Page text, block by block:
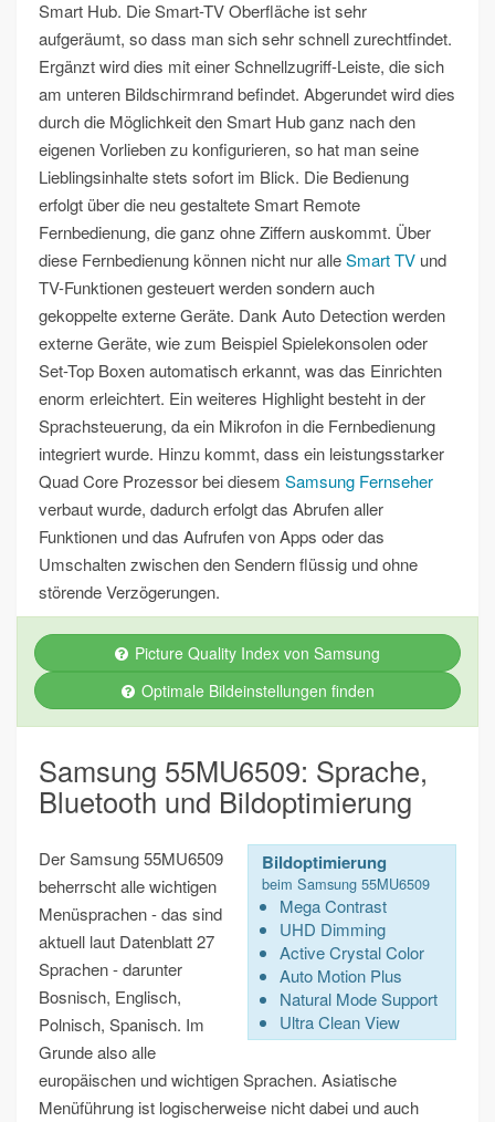
Smart Hub. Die Smart-TV Oberfläche ist sehr
aufgeräumt, so dass man sich sehr schnell zurechtfindet.
Ergänzt wird dies mit einer Schnellzugriff-Leiste, die sich
am unteren Bildschirmrand befindet. Abgerundet wird dies
durch die Möglichkeit den Smart Hub ganz nach den
eigenen Vorlieben zu konfigurieren, so hat man seine
Lieblingsinhalte stets sofort im Blick. Die Bedienung
erfolgt über die neu gestaltete Smart Remote
Fernbedienung, die ganz ohne Ziffern auskommt. Über
diese Fernbedienung können nicht nur alleSmart TV und
TV-Funktionen gesteuert werden sondern auch
gekoppelte externe Geräte. Dank Auto Detection werden
externe Geräte, wie zum Beispiel Spielekonsolen oder
Set-Top Boxen automatisch erkannt, was das Einrichten
enorm erleichtert. Ein weiteres Highlight besteht in der
Sprachsteuerung, da ein Mikrofon in die Fernbedienung
integriert wurde. Hinzu kommt, dass ein leistungsstarker
Quad Core Prozessor bei diesem Samsung Fernseher
verbaut wurde, dadurch erfolgt das Abrufen aller
Funktionen und das Aufrufen von Apps oder das
Umschalten zwischen den Sendern flüssig und ohne
störende Verzögerungen.
Picture Quality Index von Samsung
Optimale Bildeinstellungen finden
Samsung 55MU6509: Sprache,
Bluetooth und Bildoptimierung
Bildoptimierung
beim Samsung 55MU6509
Mega Contrast
UHD Dimming
Active Crystal Color
Auto Motion Plus
Natural Mode Support
Ultra Clean View
Der Samsung 55MU6509
beherrscht alle wichtigen
Menüsprachen - das sind
aktuell laut Datenblatt 27
Sprachen - darunter
Bosnisch, Englisch,
Polnisch, Spanisch. Im
Grunde also alle
europäischen und wichtigen Sprachen. Asiatische
Menüführung ist logischerweise nicht dabei und auch